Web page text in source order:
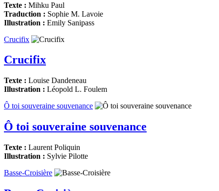
Texte : Mihku Paul
Traduction : Sophie M. Lavoie
Illustration : Emily Sanipass
Crucifix
Crucifix
Texte : Louise Dandeneau
Illustration : Léopold L. Foulem
Ô toi souveraine souvenance
Ô toi souveraine souvenance
Texte : Laurent Poliquin
Illustration : Sylvie Pilotte
Basse-Croisière